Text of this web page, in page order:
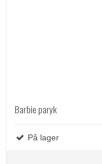
Barbie paryk
På lager